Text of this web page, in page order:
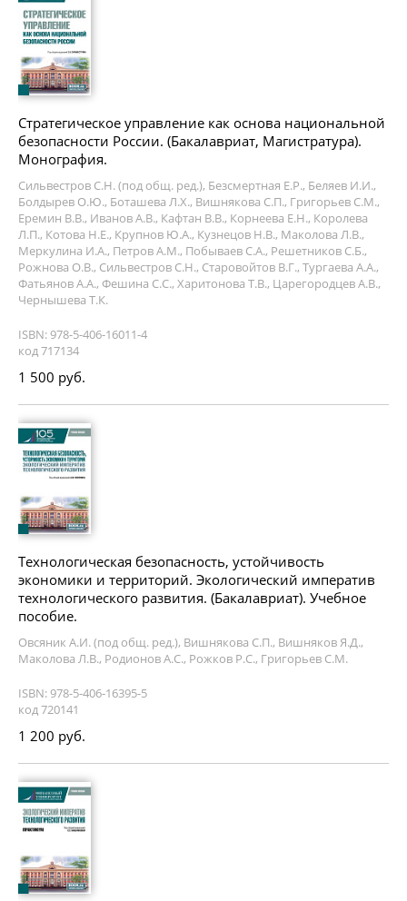
Стратегическое управление как основа национальной
безопасности России. (Бакалавриат, Магистратура).
Монография.
Сильвестров С.Н. (под общ. ред.), Безсмертная Е.Р., Беляев И.И.,
Болдырев О.Ю., Боташева Л.Х., Вишнякова С.П., Григорьев С.М.,
Еремин В.В., Иванов А.В., Кафтан В.В., Корнеева Е.Н., Королева
Л.П., Котова Н.Е., Крупнов Ю.А., Кузнецов Н.В., Маколова Л.В.,
Меркулина И.А., Петров А.М., Побываев С.А., Решетников С.Б.,
Рожнова О.В., Сильвестров С.Н., Старовойтов В.Г., Тургаева А.А.,
Фатьянов А.А., Фешина С.С., Харитонова Т.В., Царегородцев А.В.,
Чернышева Т.К.
ISBN: 978-5-406-16011-4
код 717134
1 500 руб.
Технологическая безопасность, устойчивость
экономики и территорий. Экологический императив
технологического развития. (Бакалавриат). Учебное
пособие.
Овсяник А.И. (под общ. ред.), Вишнякова С.П., Вишняков Я.Д.,
Маколова Л.В., Родионов А.С., Рожков Р.С., Григорьев С.М.
ISBN: 978-5-406-16395-5
код 720141
1 200 руб.